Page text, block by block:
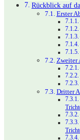
Rückblick auf
Erster
Zweiter
Dritter